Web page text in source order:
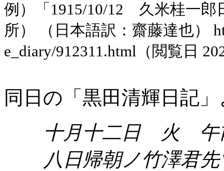
例）「1915/10/12 久米桂一郎
所） （日本語訳：齋藤達也）
e_diary/912311.html（閲覧日
同日の「黒田清輝日記
十月十二日 火 午
八日帰朝ノ竹澤君